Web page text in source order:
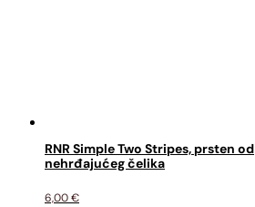
RNR Simple Two Stripes, prsten od
nehrđajućeg čelika
6,00€